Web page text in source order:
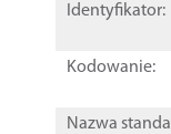
Identyfikator:
Kodowanie:
Nazwa